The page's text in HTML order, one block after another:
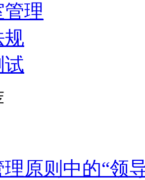
理
规
试
理原则中的“领